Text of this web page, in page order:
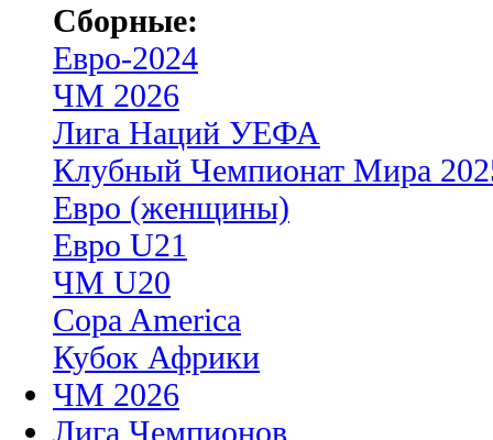
Сборные:
Евро-2024
ЧМ 2026
Лига Наций УЕФА
Клубный Чемпионат Мира
Евро (женщины)
Евро U21
ЧМ U20
Copa America
Кубок Африки
ЧМ 2026
Лига Чемпионов